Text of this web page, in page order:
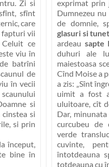
Zi si
sfînt
care
fapturi vii
ce
viu în
batrîni
de
în vecii
si
si
si prin
început,
bine în
exprimat prin
Dumnezeu
de domnie,
glasuri si
ardeau sapte
duhuri ale
maiestoasa
Cînd Moise a
a zis: „Sînt
uimit a fost
uluitoare, cît
Dar,
curcubeu de
verde
cuvinte,
întotdeauna
totdeauna cu